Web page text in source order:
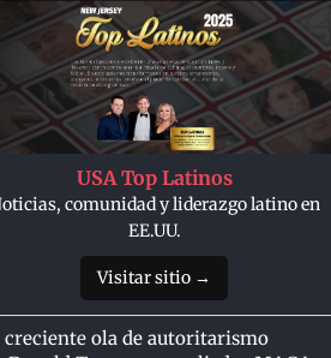
USA Top Latinos
comunidad y liderazgo latino en
EE.UU.
Visitar sitio →
ola de autoritarismo